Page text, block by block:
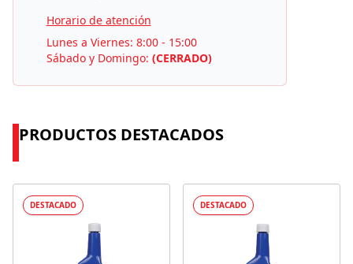
Horario de atención
Lunes a Viernes: 8:00 - 15:00
Sábado y Domingo: (CERRADO)
PRODUCTOS DESTACADOS
DESTACADO DESTACADO